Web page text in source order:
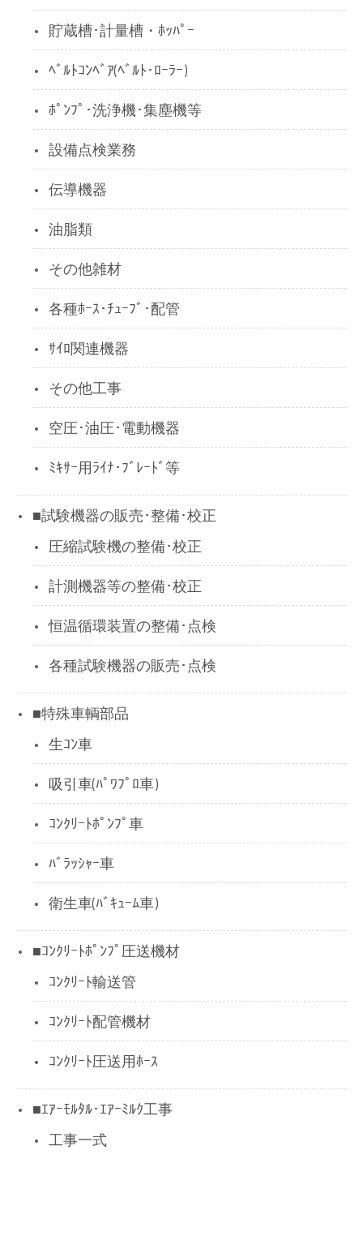
貯蔵槽･計量槽・ﾎｯﾊﾟｰ
ﾍﾞﾙﾄｺﾝﾍﾞｱ(ﾍﾞﾙﾄ･ﾛｰﾗｰ)
ﾎﾟﾝﾌﾟ･洗浄機･集塵機等
設備点検業務
伝導機器
油脂類
その他雑材
各種ﾎｰｽ･ﾁｭｰﾌﾞ･配管
ｻｲﾛ関連機器
その他工事
空圧･油圧･電動機器
ﾐｷｻｰ用ﾗｲﾅ･ﾌﾞﾚｰﾄﾞ等
■試験機器の販売･整備･校正
圧縮試験機の整備･校正
計測機器等の整備･校正
恒温循環装置の整備･点検
各種試験機器の販売･点検
■特殊車輌部品
生ｺﾝ車
吸引車(ﾊﾟﾜﾌﾟﾛ車)
ｺﾝｸﾘｰﾄﾎﾟﾝﾌﾟ車
ﾊﾞﾗｯｼｬｰ車
衛生車(ﾊﾞｷｭｰﾑ車)
■ｺﾝｸﾘｰﾄﾎﾟﾝﾌﾟ圧送機材
ｺﾝｸﾘｰﾄ輸送管
ｺﾝｸﾘｰﾄ配管機材
ｺﾝｸﾘｰﾄ圧送用ﾎｰｽ
■ｴｱｰﾓﾙﾀﾙ･ｴｱｰﾐﾙｸ工事
工事一式